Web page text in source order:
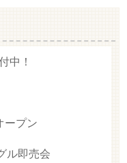
中！
ープン
ル即売会